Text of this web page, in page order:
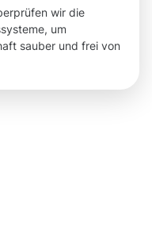
wir die
um
sauber und frei von